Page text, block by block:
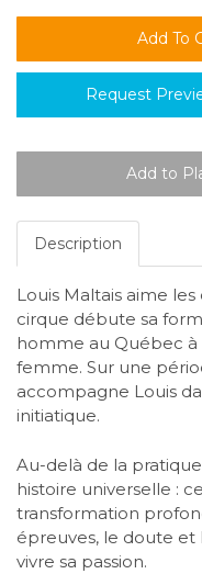
Request
Description
Louis Maltais aime
cirque débute sa
homme au Québec
femme. Sur une
accompagne Louis
initiatique.
Au-delà de la
histoire universelle :
transformation
épreuves, le doute et
vivre sa passion.​​